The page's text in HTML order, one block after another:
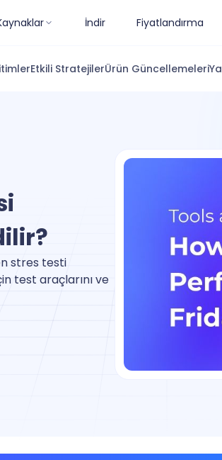
İndir Fiyatlandırma
Etkili StratejilerÜrün Güncellemeleri
stres testi
test araçlarını ve